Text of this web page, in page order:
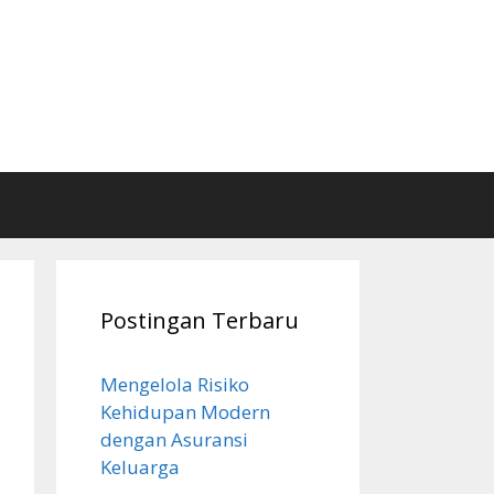
Postingan Terbaru
Mengelola Risiko
Kehidupan Modern
dengan Asuransi
Keluarga